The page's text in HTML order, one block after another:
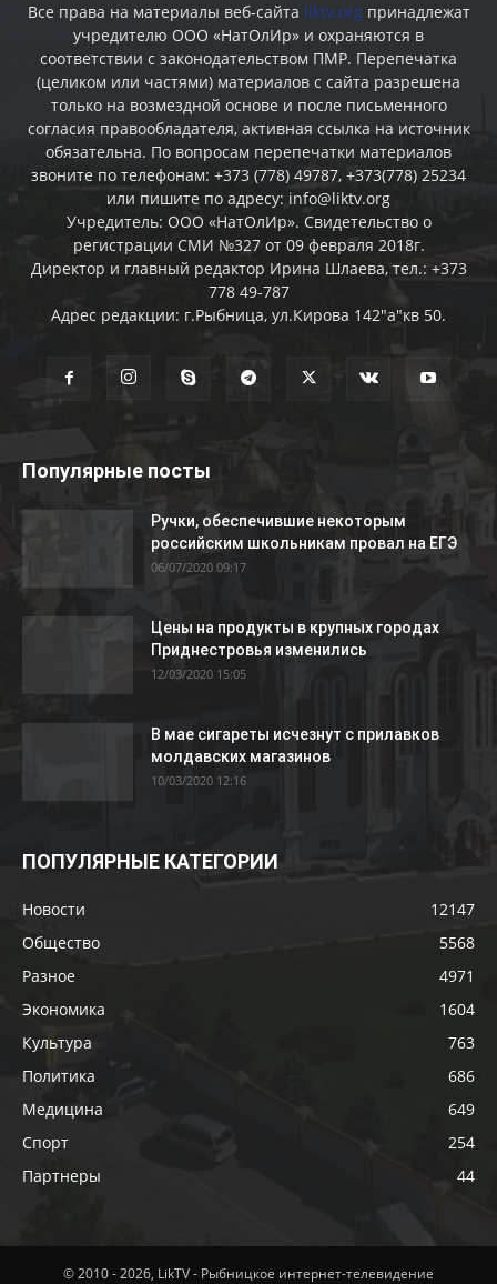
Все права на материалы веб-сайта liktv.org принадлежат
учредителю ООО «НатОлИр» и охраняются в
соответствии с законодательством ПМР. Перепечатка
(целиком или частями) материалов c сайта разрешена
только на возмездной основе и после письменного
согласия правообладателя, активная ссылка на источник
обязательна. По вопросам перепечатки материалов
звоните по телефонам: +373 (778) 49787, +373(778) 25234
или пишите по адресу: info@liktv.org
Учредитель: ООО «НатОлИр». Свидетельство о
регистрации СМИ №327 от 09 февраля 2018г.
Директор и главный редактор Ирина Шлаева, тел.: +373
778 49-787
Адрес редакции: г.Рыбница, ул.Кирова 142"а"кв 50.
Популярные посты
Ручки, обеспечившие некоторым
российским школьникам провал на ЕГЭ
06/07/2020 09:17
Цены на продукты в крупных городах
Приднестровья изменились
12/03/2020 15:05
В мае сигареты исчезнут с прилавков
молдавских магазинов
10/03/2020 12:16
ПОПУЛЯРНЫЕ КАТЕГОРИИ
Новости
12147
Общество
5568
Разное
4971
Экономика
1604
Культура
763
Политика
686
Медицина
649
Спорт
254
Партнеры
44
© 2010 - 2026, LikTV - Рыбницкое интернет-телевидение